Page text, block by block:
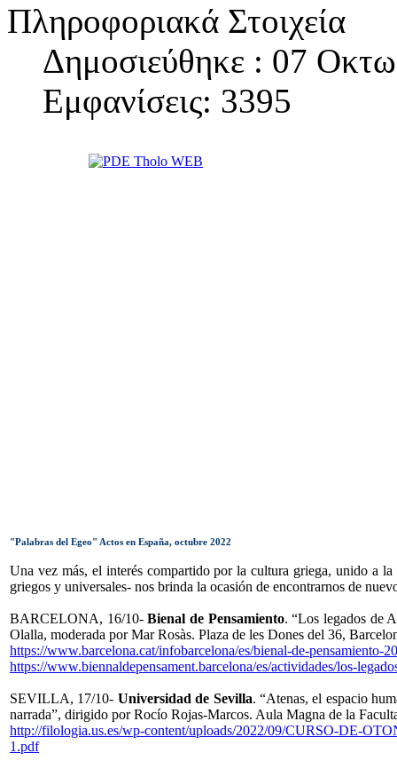
Πληροφοριακά Στοιχεία
Δημοσιεύθηκε : 07
Εμφανίσεις: 3395
"Palabras del Egeo" Actos en España, octubre 2022
Una vez más, el interés compartido por la cultura griega, unido a
griegos y universales- nos brinda la ocasión de encontrarnos de
BARCELONA, 16/10-Bienal de Pensamiento. “Los legados de
Olalla, moderada por Mar Rosàs. Plaza de les Dones del 36,
https://www.barcelona.cat/infobarcelona/es/bienal-de-pensamiento-
https://www.biennaldepensament.barcelona/es/actividades/los-
SEVILLA, 17/10- Universidad de Sevilla. “Atenas, el espacio
narrada”, dirigido por Rocío Rojas-Marcos. Aula Magna de la
http://filologia.us.es/wp-content/uploads/2022/09/CURSO-DE-
1.pdf